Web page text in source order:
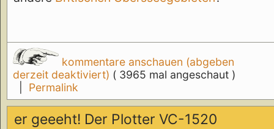
kommentare anschauen (abgeben
derzeit deaktiviert) ( 3965 mal angeschaut )
Permalink
er geeeht! Der Plotter VC-1520